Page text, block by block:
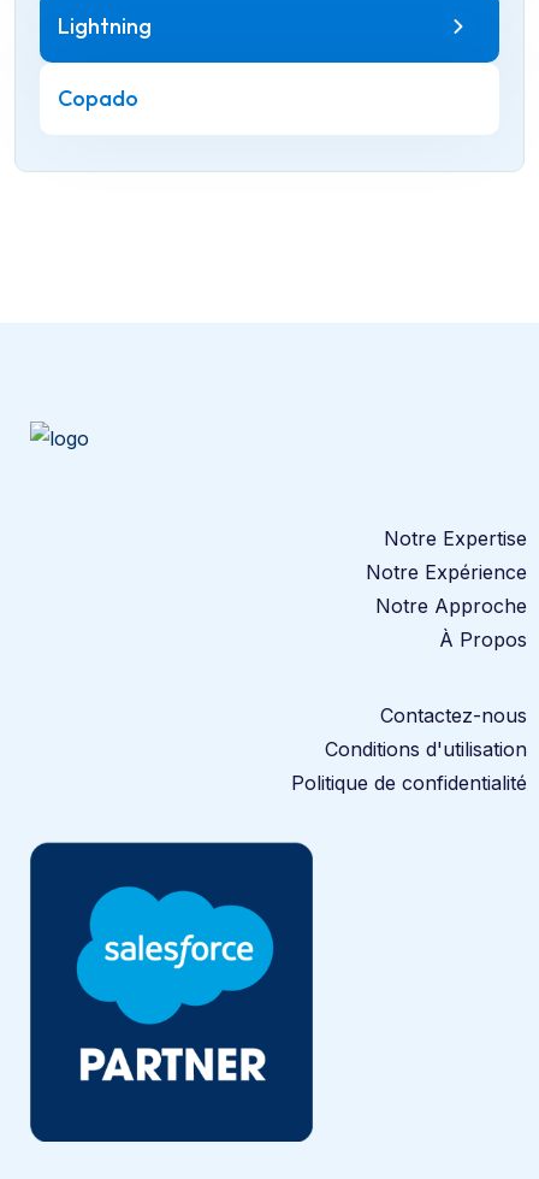
Lightning
Copado
Notre Expertise
Notre Expérience
Notre Approche
À Propos
Contactez-nous
Conditions d'utilisation
Politique de confidentialité